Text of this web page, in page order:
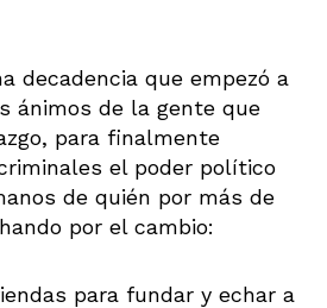
decadencia que empezó a
ánimos de la gente que
para finalmente
el poder político
de quién por más de
por el cambio:
para fundar y echar a